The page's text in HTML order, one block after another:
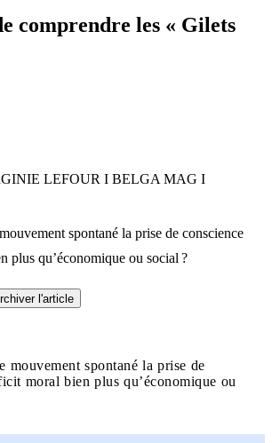
comprendre les « Gilets
LEFOUR I BELGA MAG I
spontané la prise de conscience
plus qu’économique ou social ?
l'article
mouvement spontané la prise de
moral bien plus qu’économique ou